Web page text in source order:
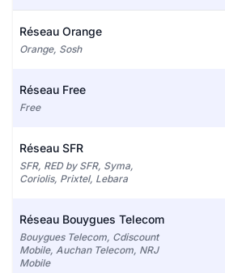
Réseau Orange
Orange, Sosh
Réseau Free
Free
Réseau SFR
SFR, RED by SFR, Syma,
Coriolis, Prixtel, Lebara
Réseau Bouygues Telecom
Bouygues Telecom, Cdiscount
Mobile, Auchan Telecom, NRJ
Mobile